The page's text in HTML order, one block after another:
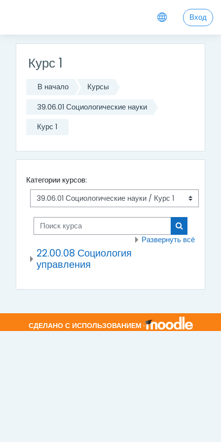
Вход
Курс 1
В начало Курсы
39.06.01 Социологические науки
Курс 1
Категории курсов:
Поиск курса
Поиск курса
Развернуть всё
22.00.08 Социология
управления
СДЕЛАНО С ИСПОЛЬЗОВАНИЕМ